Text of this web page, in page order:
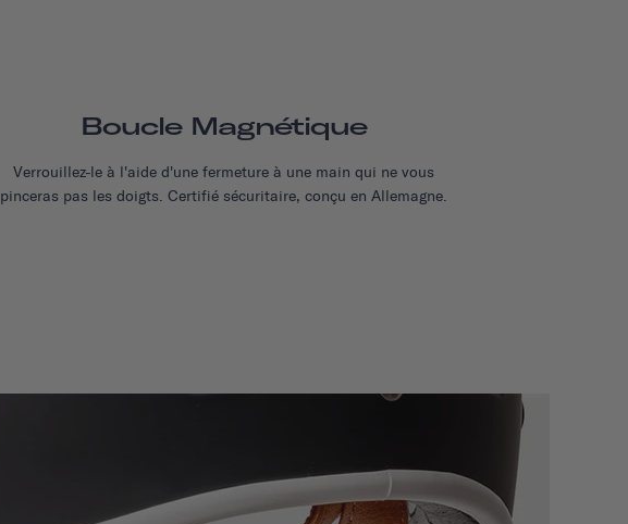
Boucle Magnétique
Verrouillez-le à l'aide d'une fermeture à une main qui ne vous
pinceras pas les doigts. Certifié sécuritaire, conçu en Allemagne.